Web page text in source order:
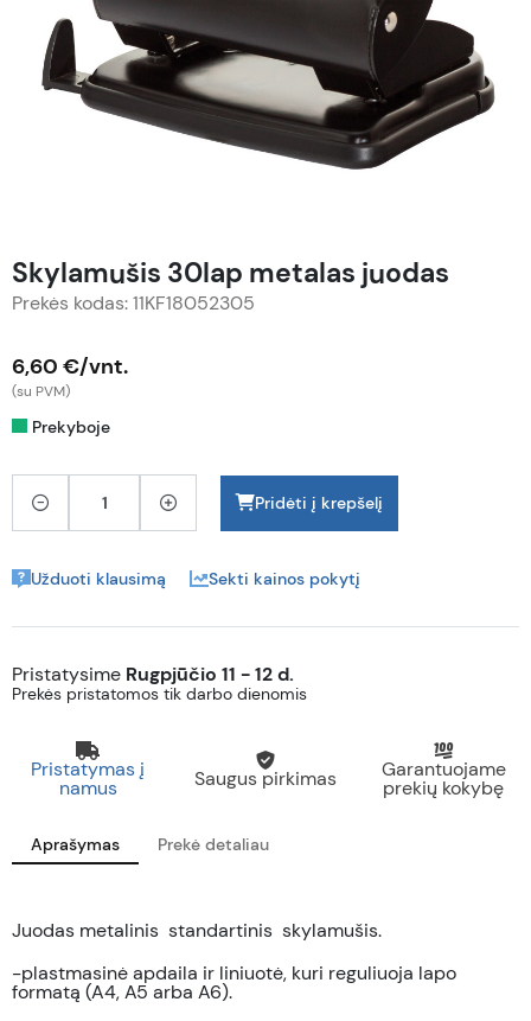
Skylamušis 30lap metalas juodas
Prekės kodas: 11KF18052305
6,60 €/vnt.
(su PVM)
Prekyboje
Pridėti į krepšelį
Užduoti klausimą Sekti kainos pokytį
Pristatysime Rugpjūčio 11 - 12 d.
Prekės pristatomos tik darbo dienomis
Pristatymas į
namus Saugus pirkimas Garantuojame
prekių kokybę
Aprašymas Prekė detaliau
Juodas metalinis standartinis skylamušis.
-plastmasinė apdaila ir liniuotė, kuri reguliuoja lapo
formatą (A4, A5 arba A6).